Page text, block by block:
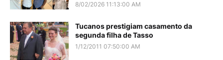
8/02/2026 11:13:00 AM
Tucanos prestigiam casamento da
segunda filha de Tasso
1/12/2011 07:50:00 AM